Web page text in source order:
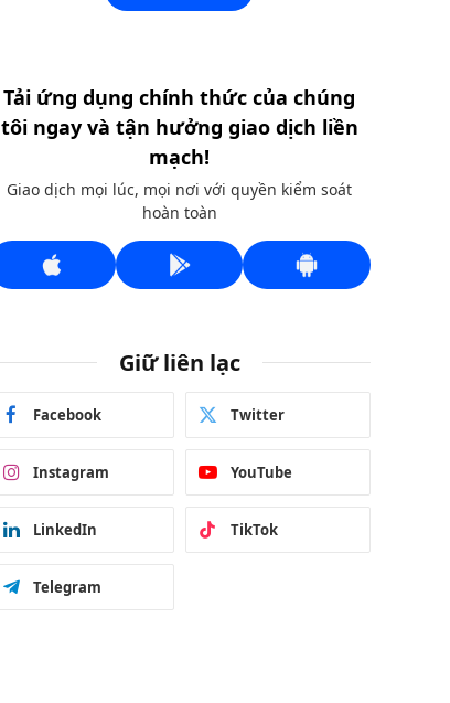
Tải ứng dụng chính thức của chúng
tôi ngay và tận hưởng giao dịch liền
mạch!
Giao dịch mọi lúc, mọi nơi với quyền kiểm soát
hoàn toàn
Giữ liên lạc
Facebook Twitter
Instagram YouTube
LinkedIn TikTok
Telegram